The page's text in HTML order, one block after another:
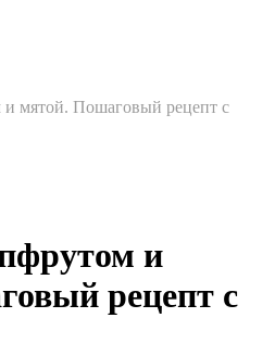
и мятой. Пошаговый рецепт с
и
рецепт с